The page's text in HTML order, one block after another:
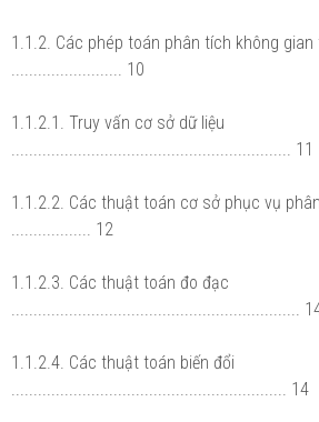
1.1.2. Các phép toán phân tích không gian
......................... 10
1.1.2.1. Truy vấn cơ sở dữ liệu
............................................................... 11
1.1.2.2. Các thuật toán cơ sở phục vụ
.................. 12
1.1.2.3. Các thuật toán đo đạc
.................................................................
1.1.2.4. Các thuật toán biến đổi
.............................................................. 14